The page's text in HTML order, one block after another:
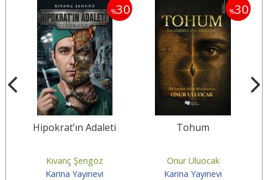
%30
Hipokrat’ın Adaleti
Kıvanç Şengöz
Karina Yayınevi
%30
Tohum
Onur Uluocak
Karina Yayınevi